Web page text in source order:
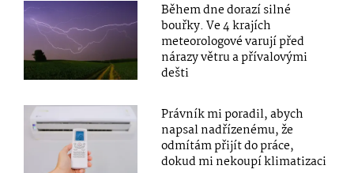
Během dne dorazí silné
bouřky. Ve 4 krajích
meteorologové varují před
nárazy větru a přívalovými
dešti
Právník mi poradil, abych
napsal nadřízenému, že
odmítám přijít do práce,
dokud mi nekoupí klimatizaci